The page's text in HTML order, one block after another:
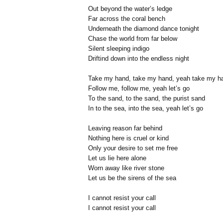
Out beyond the water’s ledge
Far across the coral bench
Underneath the diamond dance tonight
Chase the world from far below
Silent sleeping indigo
Driftind down into the endless night
Take my hand, take my hand, yeah take my
Follow me, follow me, yeah let’s go
To the sand, to the sand, the purist sand
In to the sea, into the sea, yeah let’s go
Leaving reason far behind
Nothing here is cruel or kind
Only your desire to set me free
Let us lie here alone
Worn away like river stone
Let us be the sirens of the sea
I cannot resist your call
I cannot resist your call